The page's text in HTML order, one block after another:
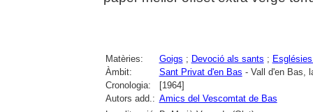
Matèries: Goigs ; Devoció als sants ;
Àmbit:
Sant Privat d'en Bas - Vall d'en Bas,
Cronologia:
[1964]
Autors add.: Amics del Vescomtat de Bas